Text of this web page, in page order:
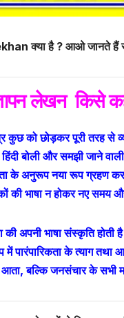
क्या है ? आओ जानते हैं
लेखनकिसे
कुछ को छोड़कर पूरी तरह से
हिंदी बोली और समझी जाने
अनुरूप नया रूप ग्रहण कर
की भाषा न होकर नए समय
अपनी भाषा संस्कृति होती
में पारंपारिकता के त्याग
आता, बल्कि जनसंचार के